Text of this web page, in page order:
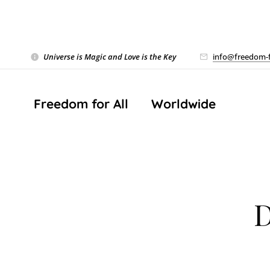
Universe is Magic and Love is the Key❤️
Freedom for All ❤️ Worldwide